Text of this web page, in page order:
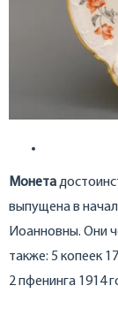
Монета
выпущена в
Иоанновны. Они
также: 5 копеек
2 пфенинга 1914